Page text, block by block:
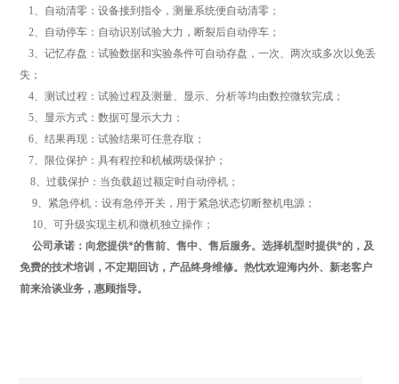
1、自动清零：设备接到指令，测量系统便自动清零；
2、自动停车：自动识别试验大力，断裂后自动停车；
3、记忆存盘：试验数据和实验条件可自动存盘，一次、两次或多次以免丢
失；
4、测试过程：试验过程及测量、显示、分析等均由数控微软完成；
5、显示方式：数据可显示大力；
6、结果再现：试验结果可任意存取；
7、限位保护：具有程控和机械两级保护；
8、过载保护：当负载超过额定时自动停机；
9、紧急停机：设有急停开关，用于紧急状态切断整机电源；
10、可升级实现主机和微机独立操作；
公司承诺：向您提供*的售前、售中、售后服务。选择机型时提供*的，及
免费的技术培训，不定期回访，产品终身维修。热忱欢迎海内外、新老客户
前来洽谈业务，惠顾指导。